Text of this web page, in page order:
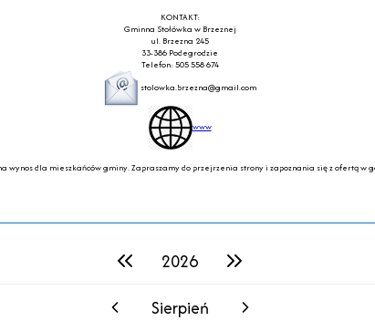
KONTAKT:
Gminna Stołówka w Brzeznej
ul. Brzezna 245
33-386 Podegrodzie
Telefon: 505 558 674
stolowka.brzezna@gmail.com
www
dla mieszkańców gminy. Zapraszamy do przejrzenia strony i zapoznania się z ofertą w
poprzedni rok2026 następny rok
poprzedni miesiącSierpień następny miesiąc